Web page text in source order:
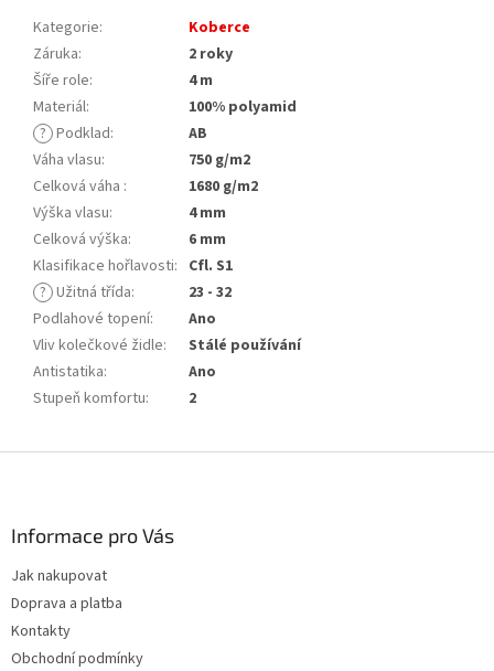
Kategorie:
Koberce
Záruka:
2 roky
Šíře role:
4 m
Materiál:
100% polyamid
? Podklad:
AB
Váha vlasu:
750 g/m2
Celková váha :
1680 g/m2
Výška vlasu:
4 mm
Celková výška:
6 mm
Klasifikace hořlavosti: Cfl. S1
? Užitná třída:
23 - 32
Podlahové topení:
Ano
Vliv kolečkové židle:
Stálé používání
Antistatika:
Ano
Stupeň komfortu: 2
Informace pro Vás
Jak nakupovat
Doprava a platba
Kontakty
Obchodní podmínky